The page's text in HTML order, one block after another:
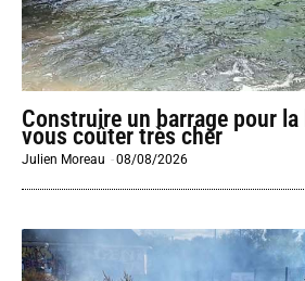
Construire un barrage pour
vous coûter très cher
Julien Moreau -08/08/2026